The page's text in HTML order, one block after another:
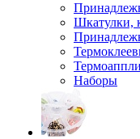
Шкатулки,
Наборы